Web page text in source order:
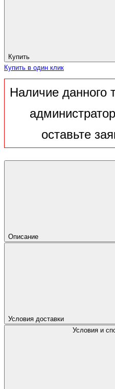
Купить
Купить в один клик
Наличие данного
оставьте
Описание
Условия доставки
Условия и